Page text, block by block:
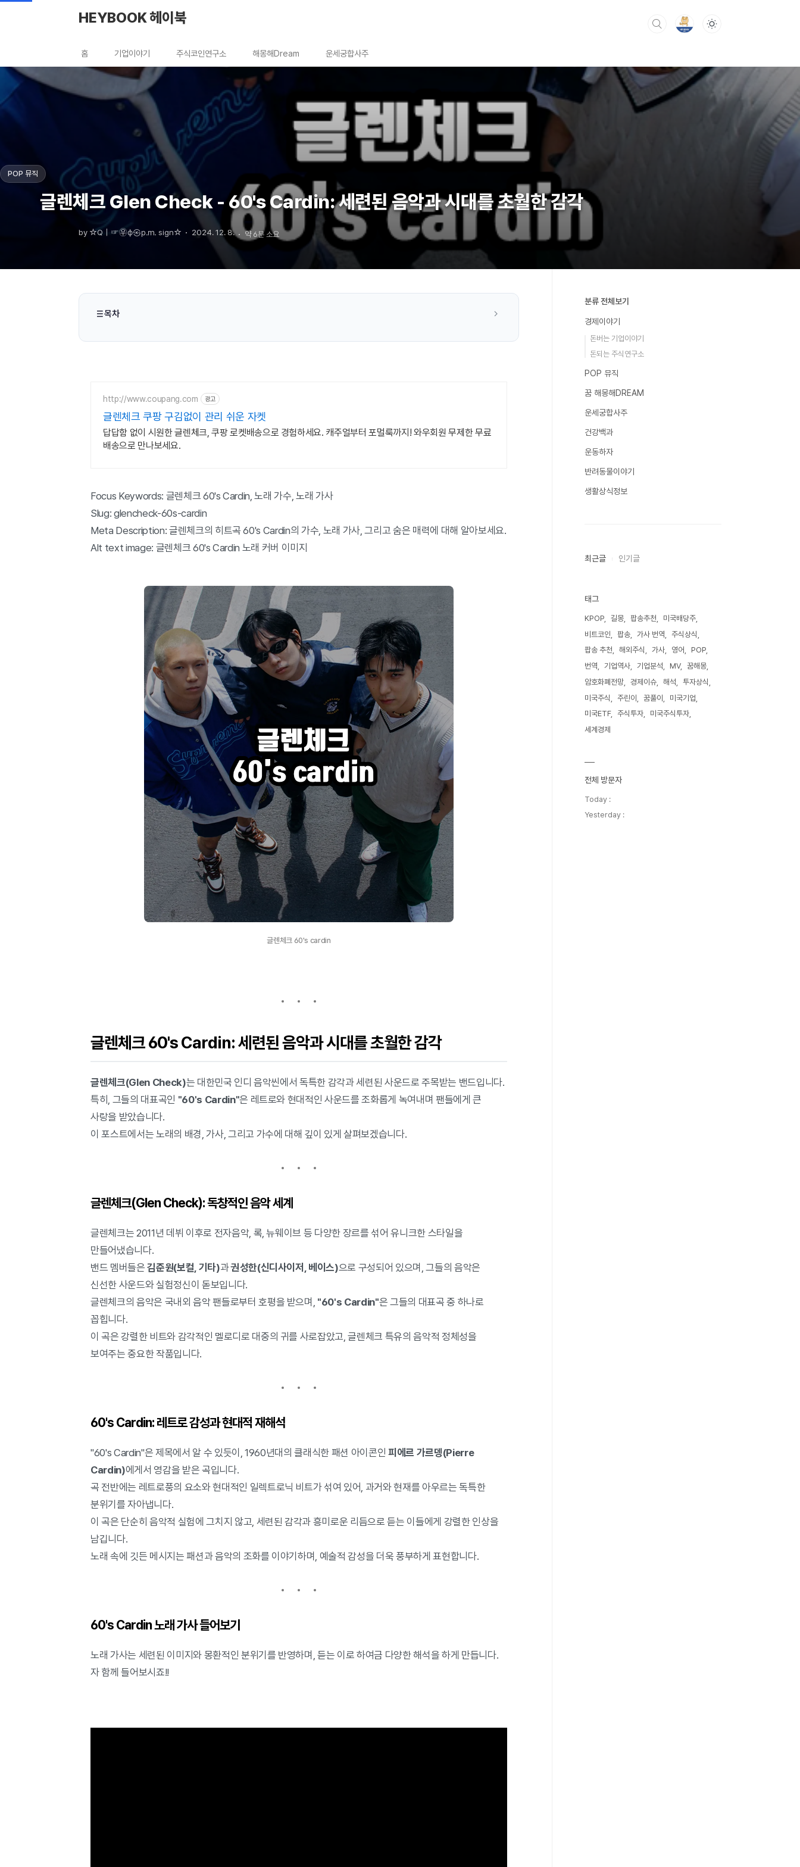
HEYBOOK 헤이북
홈 기업이야기 주식코인연구소 해몽해Dream 운세궁합사주
POP 뮤직
글렌체크 Glen Check - 60's Cardin: 세련된 음악과 시대를 초월한 감각
by ☆Q｜☞㉾ф㉿㏘ sign☆ 2024. 12. 8. 약 6분 소요
목차
http://www.coupang.com 광고
글렌체크 쿠팡 구김없이 관리 쉬운 자켓
답답함 없이 시원한 글렌체크, 쿠팡 로켓배송으로 경험하세요. 캐주얼부터 포멀룩까지! 와우회원 무제한 무료
배송으로 만나보세요.
Focus Keywords: 글렌체크 60's Cardin, 노래 가수, 노래 가사
Slug: glencheck-60s-cardin
Meta Description: 글렌체크의 히트곡 60's Cardin의 가수, 노래 가사, 그리고 숨은 매력에 대해 알아보세요.
Alt text image: 글렌체크 60's Cardin 노래 커버 이미지
글렌체크 60's cardin
글렌체크 60's Cardin: 세련된 음악과 시대를 초월한 감각
글렌체크(Glen Check)는 대한민국 인디 음악씬에서 독특한 감각과 세련된 사운드로 주목받는 밴드입니다.
특히, 그들의 대표곡인 "60's Cardin"은 레트로와 현대적인 사운드를 조화롭게 녹여내며 팬들에게 큰
사랑을 받았습니다.
이 포스트에서는 노래의 배경, 가사, 그리고 가수에 대해 깊이 있게 살펴보겠습니다.
글렌체크(Glen Check): 독창적인 음악 세계
글렌체크는 2011년 데뷔 이후로 전자음악, 록, 뉴웨이브 등 다양한 장르를 섞어 유니크한 스타일을
만들어냈습니다.
밴드 멤버들은김준원(보컬, 기타)과권성한(신디사이저, 베이스)으로 구성되어 있으며, 그들의 음악은
신선한 사운드와 실험정신이 돋보입니다.
글렌체크의 음악은 국내외 음악 팬들로부터 호평을 받으며, "60's Cardin"은 그들의 대표곡 중 하나로
꼽힙니다.
이 곡은 강렬한 비트와 감각적인 멜로디로 대중의 귀를 사로잡았고, 글렌체크 특유의 음악적 정체성을
보여주는 중요한 작품입니다.
60's Cardin: 레트로 감성과 현대적 재해석
"60's Cardin"은 제목에서 알 수 있듯이, 1960년대의 클래식한 패션 아이콘인피에르 가르뎅(Pierre
Cardin)에게서 영감을 받은 곡입니다.
곡 전반에는 레트로풍의 요소와 현대적인 일렉트로닉 비트가 섞여 있어, 과거와 현재를 아우르는 독특한
분위기를 자아냅니다.
이 곡은 단순히 음악적 실험에 그치지 않고, 세련된 감각과 흥미로운 리듬으로 듣는 이들에게 강렬한 인상을
남깁니다.
노래 속에 깃든 메시지는 패션과 음악의 조화를 이야기하며, 예술적 감성을 더욱 풍부하게 표현합니다.
60's Cardin 노래 가사 들어보기
노래 가사는 세련된 이미지와 몽환적인 분위기를 반영하며, 듣는 이로 하여금 다양한 해석을 하게 만듭니다.
자 함께 들어보시죠!!
분류 전체보기
경제이야기
돈버는 기업이야기
돈되는 주식연구소
POP 뮤직
꿈 해몽해DREAM
운세궁합사주
건강백과
운동하자
반려동물이야기
생활상식정보
최근글 인기글
태그
KPOP 길몽 팝송추천
미국배당주
비트코인
팝송 가사 번역
주식상식
팝송 추천
해외주식 가사 영어
POP
번역
기업역사 기업분석 MV
꿈해몽
암호화폐전망
경제이슈 해석
투자상식
미국주식
주린이 꿈풀이
미국기업
미국ETF
주식투자
미국주식투자
세계경제
전체 방문자
Today :
Yesterday :